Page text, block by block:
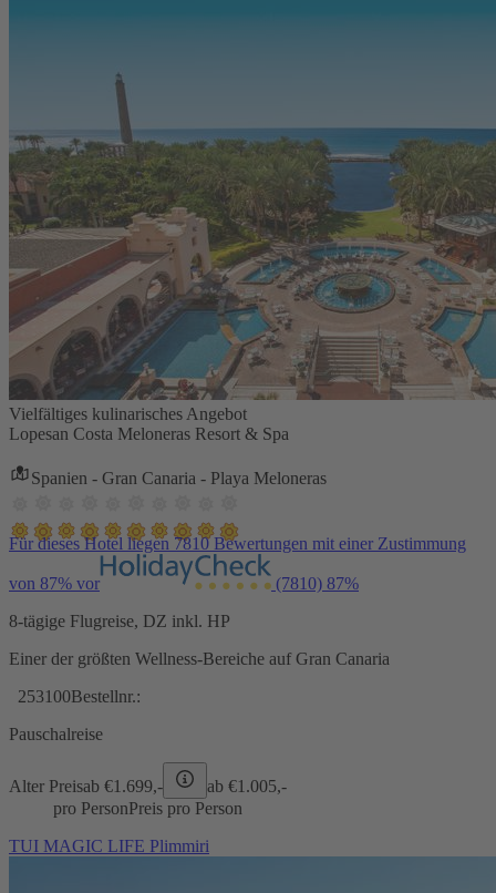
Vielfältiges kulinarisches Angebot
Lopesan Costa Meloneras Resort & Spa
Spanien - Gran Canaria - Playa Meloneras
Für dieses Hotel liegen 7810 Bewertungen mit einer Zustimmung
von 87% vor (7810) 87%
8-tägige Flugreise, DZ inkl. HP
Einer der größten Wellness-Bereiche auf Gran Canaria
253100Bestellnr.:
Pauschalreise
Alter Preisab €1.699,- ab €1.005,-
pro PersonPreis pro Person
TUI MAGIC LIFE Plimmiri